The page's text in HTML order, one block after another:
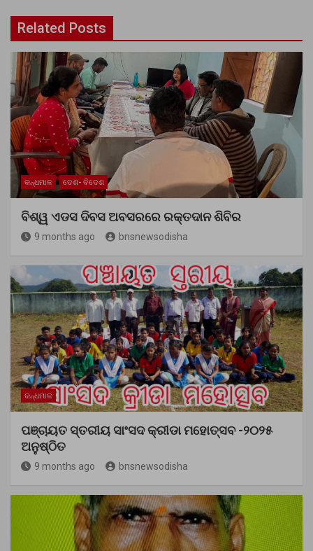
Related Posts
କନ୍ଧମାଳ ଦେଶ- ବିଦେଶ
ବିଶ୍ୱ ଏଡସ ଦିବସ ଅବସରରେ ରକ୍ତଦାନ ଶିବିର
9 months ago bnsnewsodisha
କନ୍ଧମାଳ
ପଞ୍ଚାୟତ ସ୍ତରୀୟ ସାଂସଦ କ୍ରୀଡା ମହୋତ୍ସବ -୨୦୨୫
ଅନୁଷ୍ଠିତ
9 months ago bnsnewsodisha